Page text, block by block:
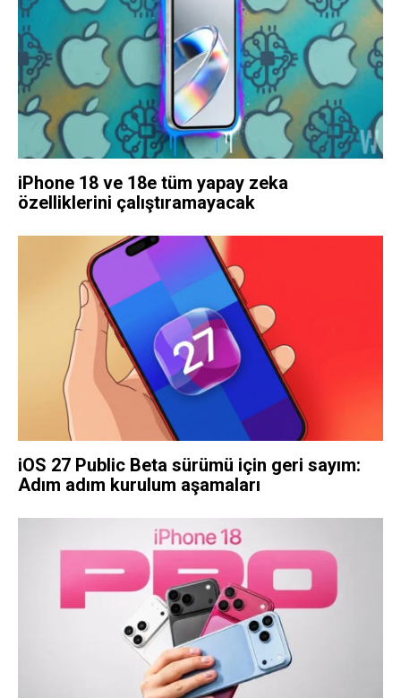
iPhone 18 ve 18e tüm yapay zeka
özelliklerini çalıştıramayacak
iOS 27 Public Beta sürümü için geri sayım:
Adım adım kurulum aşamaları